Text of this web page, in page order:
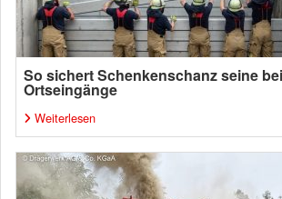
So sichert Schenkenschanz seine
Ortseingänge
Weiterlesen